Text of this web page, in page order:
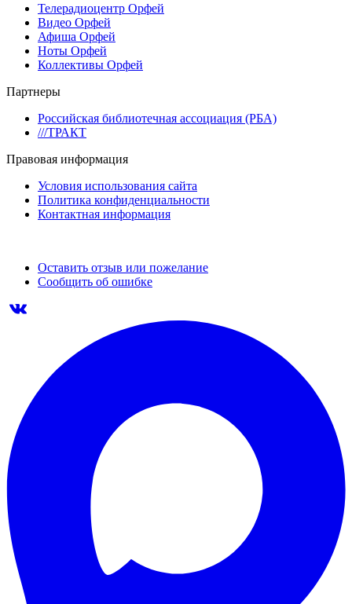
Телерадиоцентр Орфей
Видео Орфей
Афиша Орфей
Ноты Орфей
Коллективы Орфей
Партнеры
Российская библиотечная ассоциация (РБА)
///ТРАКТ
Правовая информация
Условия использования сайта
Политика конфиденциальности
Контактная информация
Оставить отзыв или пожелание
Сообщить об ошибке